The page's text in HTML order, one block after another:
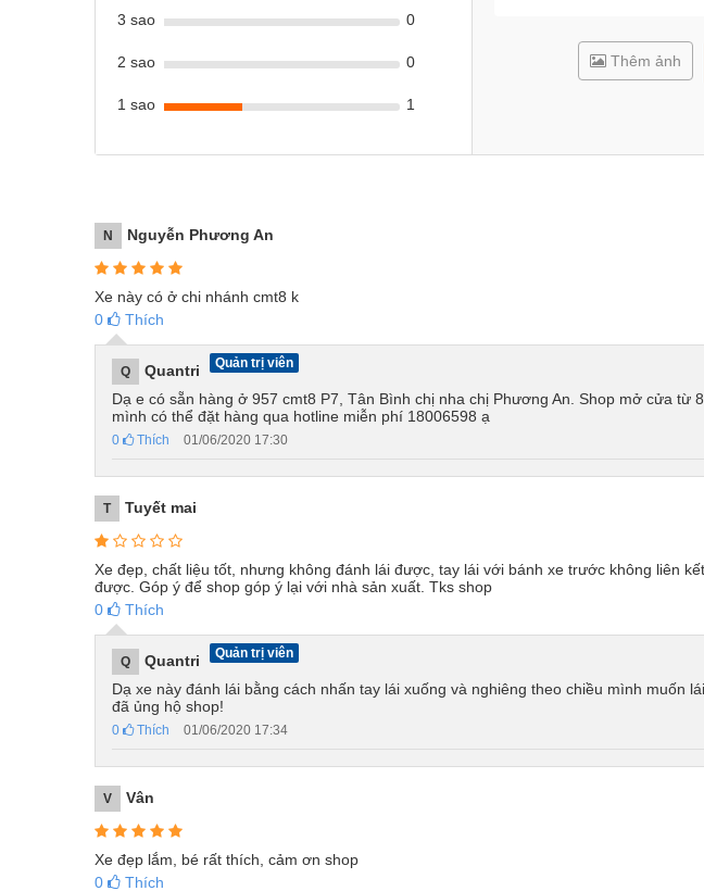
3 sao 0
2 sao 0
1 sao 1
Thêm ảnh
N Nguyễn Phương An
Xe này có ở chi nhánh cmt8 k
0
Thích
Q Quantri Quản trị viên
Dạ e có sẵn hàng ở 957 cmt8 P7, Tân Bình chị nha chị Phương An. Shop mở cửa từ
mình có thể đặt hàng qua hotline miễn phí 18006598 ạ
0 Thích 01/06/2020 17:30
T Tuyết mai
Xe đẹp, chất liệu tốt, nhưng không đánh lái được, tay lái với bánh xe trước không liên
được. Góp ý để shop góp ý lại với nhà sản xuất. Tks shop
0
Thích
Q Quantri Quản trị viên
Dạ xe này đánh lái bằng cách nhấn tay lái xuống và nghiêng theo chiều mình muốn
đã ủng hộ shop!
0 Thích 01/06/2020 17:34
V Vân
Xe đẹp lắm, bé rất thích, cảm ơn shop
0
Thích